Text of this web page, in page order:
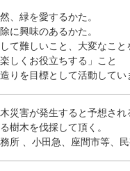
、緑を愛するかた。
に興味のあるかた。
難しいこと、大変なこと
しくお役立ちする」こと
を目標として活動してい
災害が発生すると予想さ
樹木を伐採して頂く。
所 、小田急、座間市等、